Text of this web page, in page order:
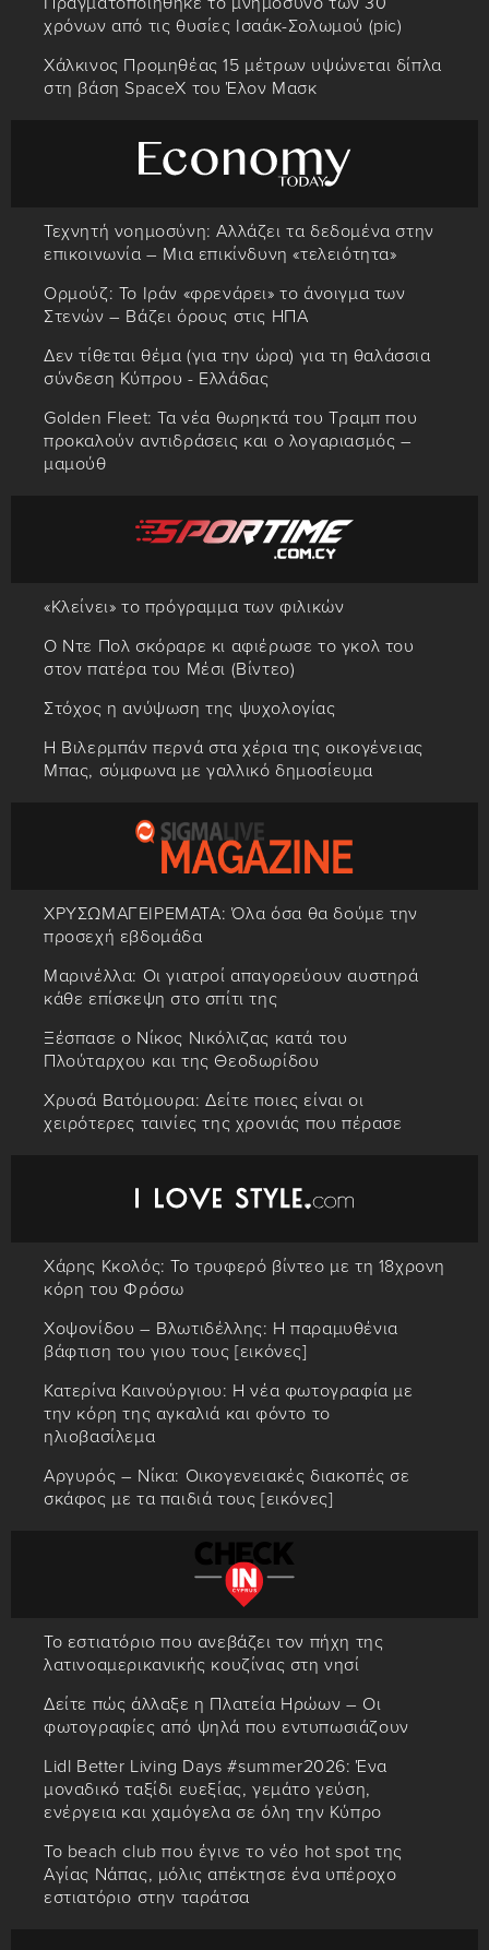
χρόνων από τις θυσίες Ισαάκ-Σολωμού (pic)
Χάλκινος Προμηθέας 15 μέτρων υψώνεται δίπλα
στη βάση SpaceX του Έλον Μασκ
Τεχνητή νοημοσύνη: Αλλάζει τα δεδομένα στην
επικοινωνία – Μια επικίνδυνη «τελειότητα»
Ορμούζ: Το Ιράν «φρενάρει» το άνοιγμα των
Στενών – Βάζει όρους στις ΗΠΑ
Δεν τίθεται θέμα (για την ώρα) για τη θαλάσσια
σύνδεση Κύπρου - Ελλάδας
Golden Fleet: Τα νέα θωρηκτά του Τραμπ που
προκαλούν αντιδράσεις και ο λογαριασμός –
μαμούθ
«Κλείνει» το πρόγραμμα των φιλικών
Ο Ντε Πολ σκόραρε κι αφιέρωσε το γκολ του
στον πατέρα του Μέσι (Βίντεο)
Στόχος η ανύψωση της ψυχολογίας
Η Βιλερμπάν περνά στα χέρια της οικογένειας
Μπας, σύμφωνα με γαλλικό δημοσίευμα
ΧΡΥΣΩΜΑΓΕΙΡΕΜΑΤΑ: Όλα όσα θα δούμε την
προσεχή εβδομάδα
Μαρινέλλα: Οι γιατροί απαγορεύουν αυστηρά
κάθε επίσκεψη στο σπίτι της
Ξέσπασε ο Νίκος Νικόλιζας κατά του
Πλούταρχου και της Θεοδωρίδου
Χρυσά Βατόμουρα: Δείτε ποιες είναι οι
χειρότερες ταινίες της χρονιάς που πέρασε
Χάρης Κκολός: Το τρυφερό βίντεο με τη 18χρονη
κόρη του Φρόσω
Χοψονίδου – Βλωτιδέλλης: Η παραμυθένια
βάφτιση του γιου τους [εικόνες]
Κατερίνα Καινούργιου: Η νέα φωτογραφία με
την κόρη της αγκαλιά και φόντο το
ηλιοβασίλεμα
Αργυρός – Νίκα: Οικογενειακές διακοπές σε
σκάφος με τα παιδιά τους [εικόνες]
Το εστιατόριο που ανεβάζει τον πήχη της
λατινοαμερικανικής κουζίνας στη νησί
Δείτε πώς άλλαξε η Πλατεία Ηρώων – Οι
φωτογραφίες από ψηλά που εντυπωσιάζουν
Lidl Better Living Days #summer2026: Ένα
μοναδικό ταξίδι ευεξίας, γεμάτο γεύση,
ενέργεια και χαμόγελα σε όλη την Κύπρο
Το beach club που έγινε το νέο hot spot της
Αγίας Νάπας, μόλις απέκτησε ένα υπέροχο
εστιατόριο στην ταράτσα